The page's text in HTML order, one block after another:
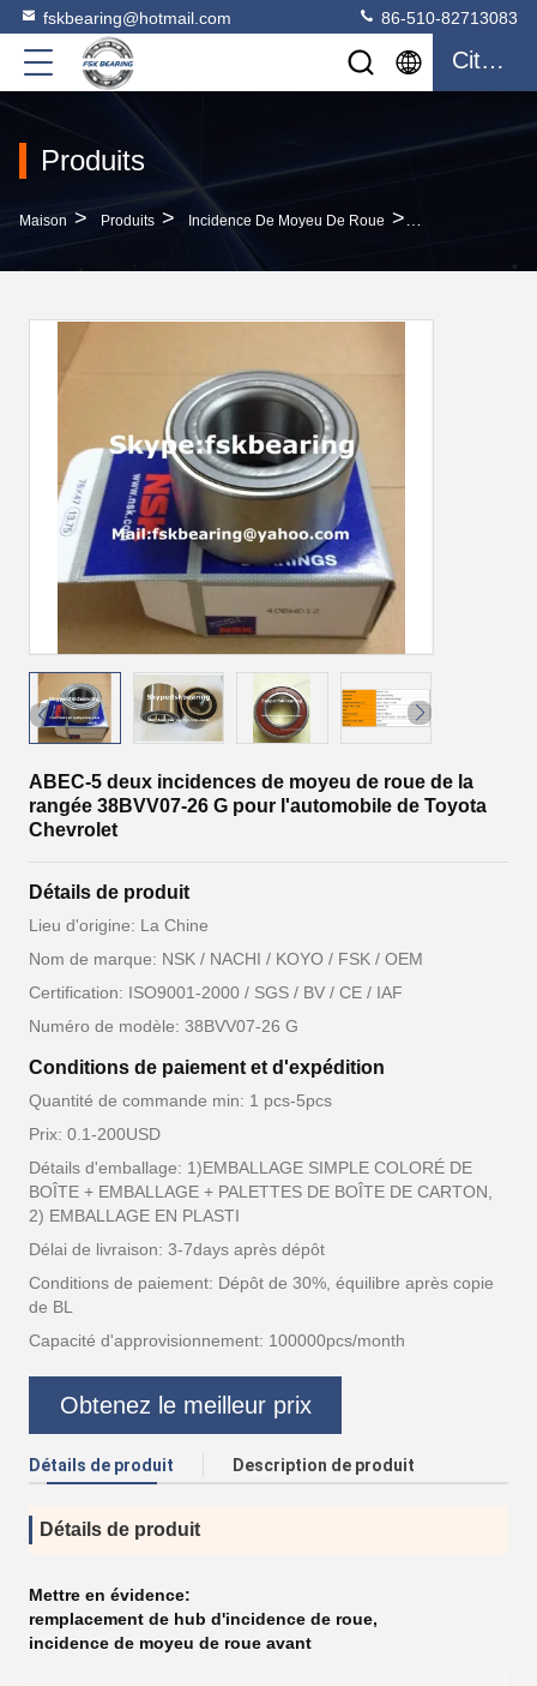
fskbearing@hotmail.com 86-510-82713083
Citation
Produits
Maison > Produits > Incidence De Moyeu De Roue >
ABEC-5 deux incidences de moyeu de roue de la
rangée 38BVV07-26 G pour l'automobile de Toyota
Chevrolet
Détails de produit
Lieu d'origine: La Chine
Nom de marque: NSK / NACHI / KOYO / FSK / OEM
Certification: ISO9001-2000 / SGS / BV / CE / IAF
Numéro de modèle: 38BVV07-26 G
Conditions de paiement et d'expédition
Quantité de commande min: 1 pcs-5pcs
Prix: 0.1-200USD
Détails d'emballage: 1)EMBALLAGE SIMPLE COLORÉ DE
BOÎTE + EMBALLAGE + PALETTES DE BOÎTE DE CARTON,
2) EMBALLAGE EN PLASTI
Délai de livraison: 3-7days après dépôt
Conditions de paiement: Dépôt de 30%, équilibre après copie
de BL
Capacité d'approvisionnement: 100000pcs/month
Obtenez le meilleur prix
Détails de produit Description de produit
Détails de produit
Mettre en évidence:
remplacement de hub d'incidence de roue,
incidence de moyeu de roue avant